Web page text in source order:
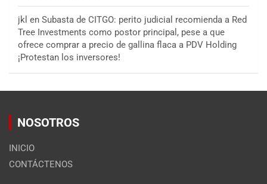
jkl en Subasta de CITGO: perito judicial recomienda a Red
Tree Investments como postor principal, pese a que
ofrece comprar a precio de gallina flaca a PDV Holding
¡Protestan los inversores!
NOSOTROS
INICIO
CONTÁCTENOS